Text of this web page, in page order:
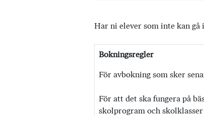
Har ni elever som inte kan gå
Bokningsregler
För avbokning som sker
För att det ska fungera på
skolprogram och